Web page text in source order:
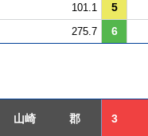
101.1
5
275.7 6
山崎 郡 3